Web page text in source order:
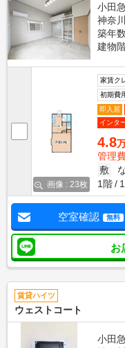
小田
神奈
築年数
建物
画像 : 23枚
家賃ク
初期費
即入居
インタ
4.8
管理
敷
1階
空室確認 無料
お
賃貸ハイツ
ウェストコート
小田